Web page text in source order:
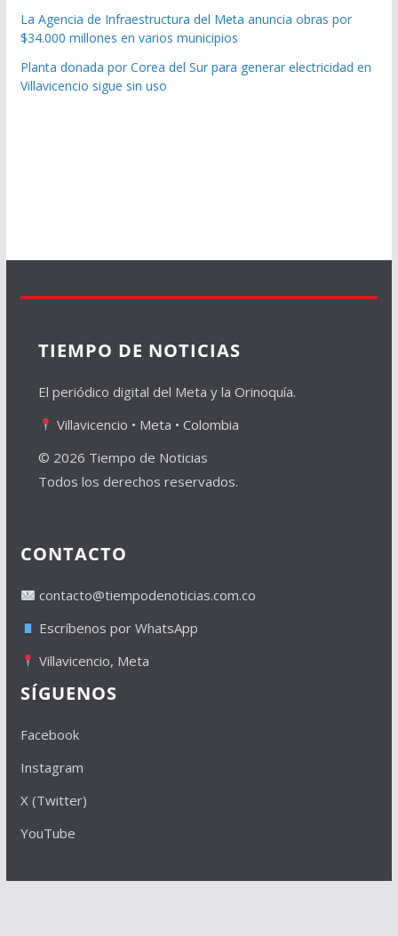
La Agencia de Infraestructura del Meta anuncia obras por
$34.000 millones en varios municipios
Planta donada por Corea del Sur para generar electricidad en
Villavicencio sigue sin uso
TIEMPO DE NOTICIAS
El periódico digital del Meta y la Orinoquía.
Villavicencio • Meta • Colombia
© 2026 Tiempo de Noticias
Todos los derechos reservados.
CONTACTO
contacto@tiempodenoticias.com.co
Escríbenos por WhatsApp
Villavicencio, Meta
SÍGUENOS
Facebook
Instagram
X (Twitter)
YouTube